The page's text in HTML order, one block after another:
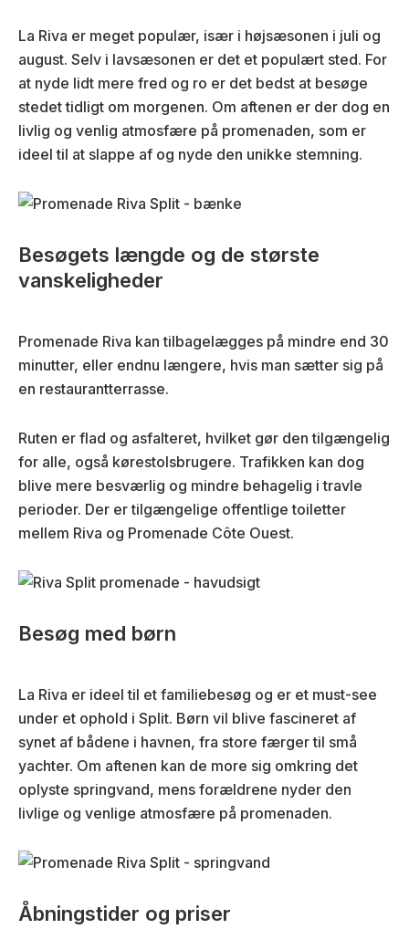
La Riva er meget populær, især i højsæsonen i juli og
august. Selv i lavsæsonen er det et populært sted. For
at nyde lidt mere fred og ro er det bedst at besøge
stedet tidligt om morgenen. Om aftenen er der dog en
livlig og venlig atmosfære på promenaden, som er
ideel til at slappe af og nyde den unikke stemning.
Besøgets længde og de største
vanskeligheder
Promenade Riva kan tilbagelægges på mindre end 30
minutter, eller endnu længere, hvis man sætter sig på
en restaurantterrasse.
Ruten er flad og asfalteret, hvilket gør den tilgængelig
for alle, også kørestolsbrugere. Trafikken kan dog
blive mere besværlig og mindre behagelig i travle
perioder. Der er tilgængelige offentlige toiletter
mellem Riva og Promenade Côte Ouest.
Besøg med børn
La Riva er ideel til et familiebesøg og er et must-see
under et ophold i Split. Børn vil blive fascineret af
synet af bådene i havnen, fra store færger til små
yachter. Om aftenen kan de more sig omkring det
oplyste springvand, mens forældrene nyder den
livlige og venlige atmosfære på promenaden.
Åbningstider og priser